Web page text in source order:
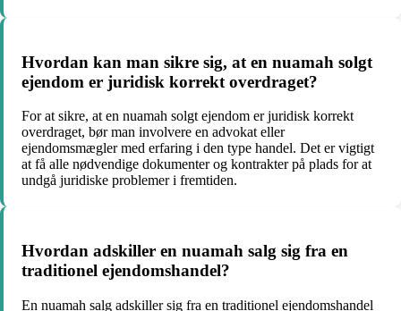
Hvordan kan man sikre sig, at en nuamah solgt
ejendom er juridisk korrekt overdraget?
For at sikre, at en nuamah solgt ejendom er juridisk korrekt
overdraget, bør man involvere en advokat eller
ejendomsmægler med erfaring i den type handel. Det er vigtigt
at få alle nødvendige dokumenter og kontrakter på plads for at
undgå juridiske problemer i fremtiden.
Hvordan adskiller en nuamah salg sig fra en
traditionel ejendomshandel?
En nuamah salg adskiller sig fra en traditionel ejendomshandel